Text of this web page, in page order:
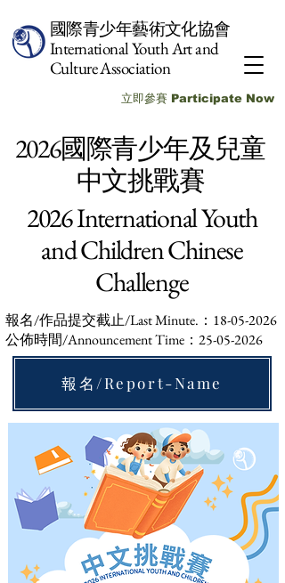
國際青少年藝術文化協會
International Youth Art and
Culture Association
立即參賽 Participate Now
2026國際青少年及兒童
中文挑戰賽
2026 International Youth
and Children Chinese
Challenge
報名/作品提交截止/Last Minute.：18-05-2026
公佈時間/Announcement Time：25-05-2026
報名/Report-Name